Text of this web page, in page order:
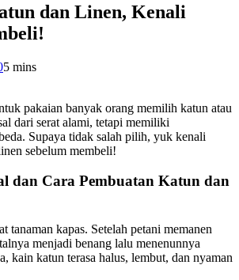
dan Linen, Kenali
5 mins
pakaian banyak orang memilih katun atau
dari serat alami, tetapi memiliki
Supaya tidak salah pilih, yuk kenali
sebelum membeli!
dan Cara Pembuatan Katun dan
tanaman kapas. Setelah petani memanen
menjadi benang lalu menenunnya
kain katun terasa halus, lembut, dan nyaman